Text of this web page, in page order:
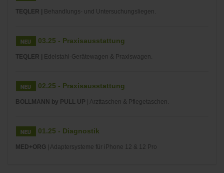
TEQLER | Behandlungs- und Untersuchungsliegen.
03.25 - Praxisausstattung
TEQLER | Edelstahl-Gerätewagen & Praxiswagen.
02.25 - Praxisausstattung
BOLLMANN by PULL UP | Arzttaschen & Pflegetaschen.
01.25 - Diagnostik
MED+ORG | Adaptersysteme für iPhone 12 & 12 Pro